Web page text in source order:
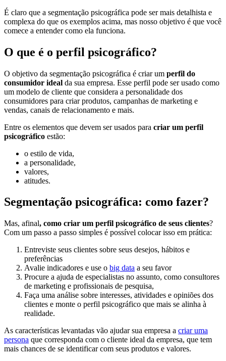
É claro que a segmentação psicográfica pode ser mais detalhista e
complexa do que os exemplos acima, mas nosso objetivo é que você
comece a entender como ela funciona.
O que é o perfil psicográfico?
O objetivo da segmentação psicográfica é criar um perfil do
consumidor ideal da sua empresa. Esse perfil pode ser usado como
um modelo de cliente que considera a personalidade dos
consumidores para criar produtos, campanhas de marketing e
vendas, canais de relacionamento e mais.
Entre os elementos que devem ser usados para criar um perfil
psicográfico estão:
o estilo de vida,
a personalidade,
valores,
atitudes.
Segmentação psicográfica: como fazer?
Mas, afinal, como criar um perfil psicográfico de seus clientes?
Com um passo a passo simples é possível colocar isso em prática:
Entreviste seus clientes sobre seus desejos, hábitos e
preferências
Avalie indicadores e use o big data a seu favor
Procure a ajuda de especialistas no assunto, como consultores
de marketing e profissionais de pesquisa,
Faça uma análise sobre interesses, atividades e opiniões dos
clientes e monte o perfil psicográfico que mais se alinha à
realidade.
As características levantadas vão ajudar sua empresa a criar uma
persona que corresponda com o cliente ideal da empresa, que tem
mais chances de se identificar com seus produtos e valores.